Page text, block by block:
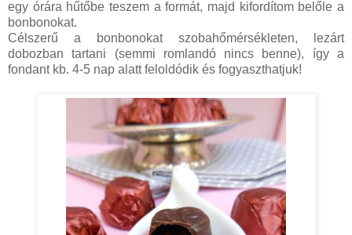
egy órára hűtőbe teszem a formát, majd kifordítom belőle a
bonbonokat.
Célszerű a bonbonokat szobahőmérsékleten, lezárt
dobozban tartani (semmi romlandó nincs benne), így a
fondant kb. 4-5 nap alatt feloldódik és fogyaszthatjuk!